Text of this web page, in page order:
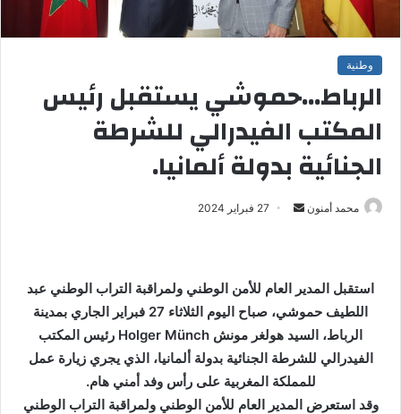
وطنية
الرباط…حموشي يستقبل رئيس
المكتب الفيدرالي للشرطة
الجنائية بدولة ألمانيا.
محمد أمنون
ب
ر
ي
د
ا
27 فبراير 2024
استقبل المدير العام للأمن الوطني ولمراقبة التراب الوطني عبد
اللطيف حموشي، صباح اليوم الثلاثاء 27 فبراير الجاري بمدينة
الرباط، السيد هولغر مونش Holger Münch رئيس المكتب
الفيدرالي للشرطة الجنائية بدولة ألمانيا، الذي يجري زيارة عمل
للمملكة المغربية على رأس وفد أمني هام.
وقد استعرض المدير العام للأمن الوطني ولمراقبة التراب الوطني